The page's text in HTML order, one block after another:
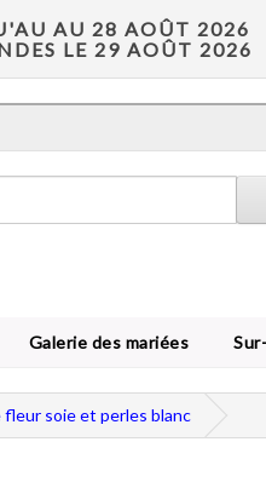
AU 28 AOÛT 2026
LE 29 AOÛT 2026
Galerie des mariées
fleur soie et perles blanc